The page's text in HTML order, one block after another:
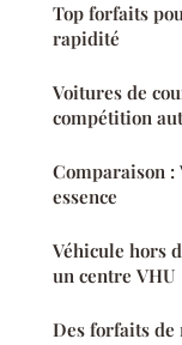
Top forfaits
rapidité
Voitures de
compétition
Comparaison
essence
Véhicule hors
un centre VHU
Des forfaits